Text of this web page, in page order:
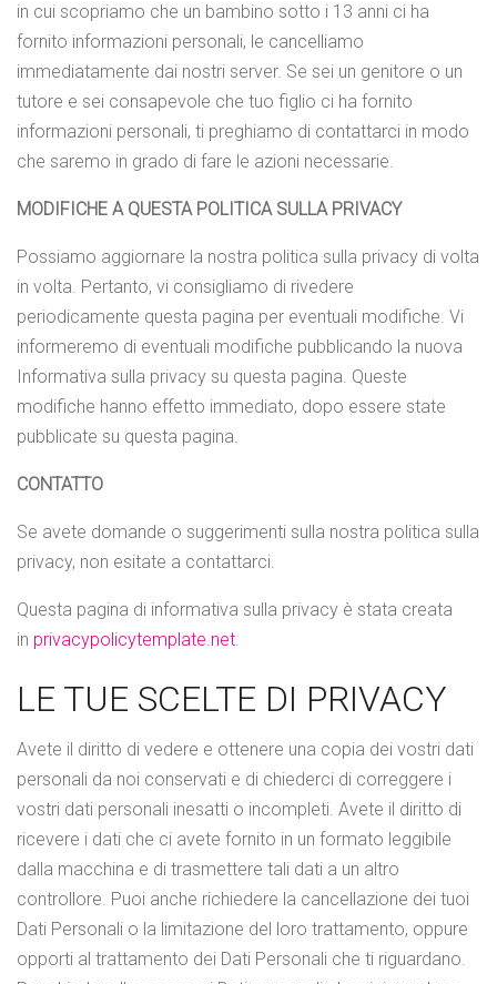
in cui scopriamo che un bambino sotto i 13 anni ci ha
fornito informazioni personali, le cancelliamo
immediatamente dai nostri server. Se sei un genitore o un
tutore e sei consapevole che tuo figlio ci ha fornito
informazioni personali, ti preghiamo di contattarci in modo
che saremo in grado di fare le azioni necessarie.
MODIFICHE A QUESTA POLITICA SULLA PRIVACY
Possiamo aggiornare la nostra politica sulla privacy di volta
in volta. Pertanto, vi consigliamo di rivedere
periodicamente questa pagina per eventuali modifiche. Vi
informeremo di eventuali modifiche pubblicando la nuova
Informativa sulla privacy su questa pagina. Queste
modifiche hanno effetto immediato, dopo essere state
pubblicate su questa pagina.
CONTATTO
Se avete domande o suggerimenti sulla nostra politica sulla
privacy, non esitate a contattarci.
Questa pagina di informativa sulla privacy è stata creata
in privacypolicytemplate.net.
LE TUE SCELTE DI PRIVACY
Avete il diritto di vedere e ottenere una copia dei vostri dati
personali da noi conservati e di chiederci di correggere i
vostri dati personali inesatti o incompleti. Avete il diritto di
ricevere i dati che ci avete fornito in un formato leggibile
dalla macchina e di trasmettere tali dati a un altro
controllore. Puoi anche richiedere la cancellazione dei tuoi
Dati Personali o la limitazione del loro trattamento, oppure
opporti al trattamento dei Dati Personali che ti riguardano.